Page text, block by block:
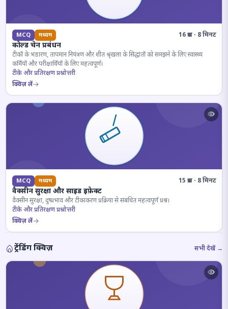
MCQ मध्यम 16 प्रश्न · 8 मिनट
कोल्ड चेन प्रबंधन
टीकों के भंडारण, तापमान नियंत्रण और शीत श्रृंखला के सिद्धांतों को समझने के लिए स्वास्थ्य
कर्मियों और परीक्षार्थियों के लिए महत्वपूर्ण।
टीके और प्रतिरक्षण प्रश्नोत्तरी
क्विज़ लें
MCQ मध्यम 15 प्रश्न · 8 मिनट
वैक्सीन सुरक्षा और साइड इफ़ेक्ट
वैक्सीन सुरक्षा, दुष्प्रभाव और टीकाकरण प्रक्रिया से संबंधित महत्वपूर्ण प्रश्न।
टीके और प्रतिरक्षण प्रश्नोत्तरी
क्विज़ लें
ट्रेंडिंग क्विज़ सभी देखें →